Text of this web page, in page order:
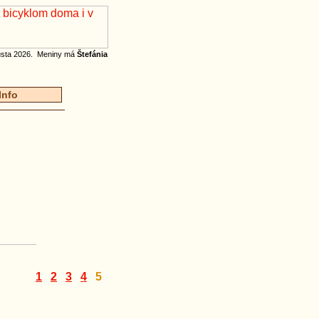
2026. Meniny má Štefánia
1 2 3 4 5